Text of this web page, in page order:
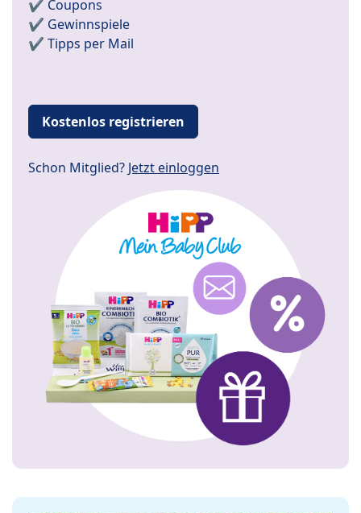
✔️ Coupons
✔️ Gewinnspiele
✔️ Tipps per Mail
Kostenlos registrieren
Schon Mitglied? Jetzt einloggen